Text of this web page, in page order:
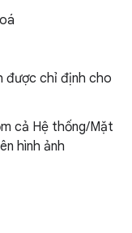
được chỉ định cho
cả Hệ thống/Mặt
hình ảnh